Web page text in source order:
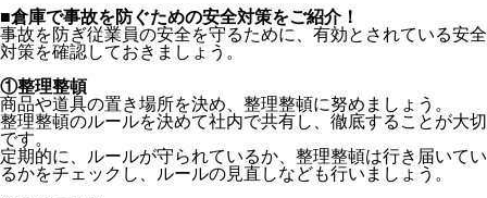
■倉庫で事故を防ぐための安全対策をご紹介！
事故を防ぎ従業員の安全を守るために、有効とされている安全
対策を確認しておきましょう。
①整理整頓
商品や道具の置き場所を決め、整理整頓に努めましょう。
整理整頓のルールを決めて社内で共有し、徹底することが大切
です。
定期的に、ルールが守られているか、整理整頓は行き届いてい
るかをチェックし、ルールの見直しなども行いましょう。